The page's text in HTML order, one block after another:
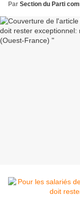
Par Section du Parti